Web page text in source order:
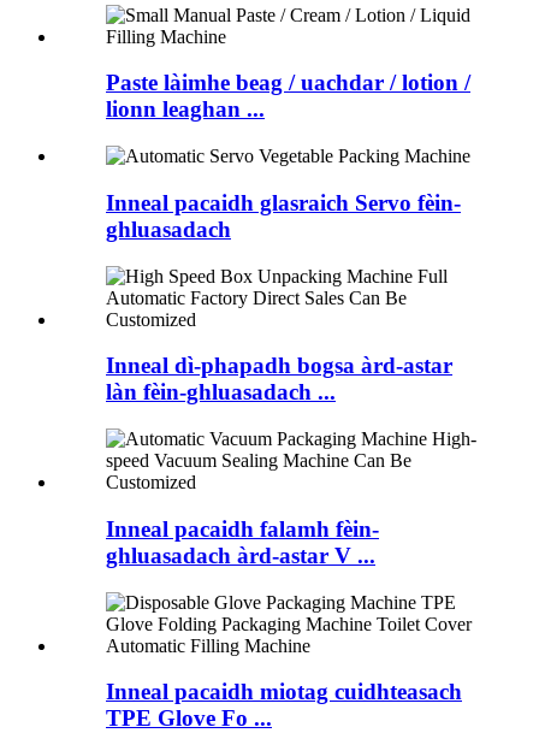
Paste làimhe beag / uachdar / lotion /
lionn leaghan ...
Inneal pacaidh glasraich Servo fèin-
ghluasadach
Inneal dì-phapadh bogsa àrd-astar
làn fèin-ghluasadach ...
Inneal pacaidh falamh fèin-
ghluasadach àrd-astar V ...
Inneal pacaidh miotag cuidhteasach
TPE Glove Fo ...